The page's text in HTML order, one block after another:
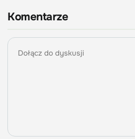
Komentarze